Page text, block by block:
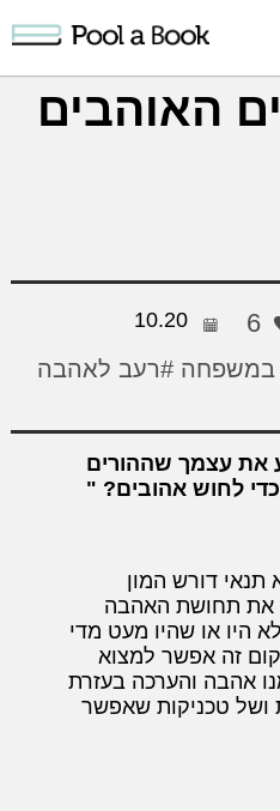
האוהבים
6
10.20
במשפחה #רעב לאהבה
את עצמך שההורים
לחוש אהובים?
תנאי דורש המון
את תחושת האהבה
היו או שהיו מעט מדי
זה אפשר למצוא
אהבה והערכה בעזרת
ושל טכניקות שאפשר